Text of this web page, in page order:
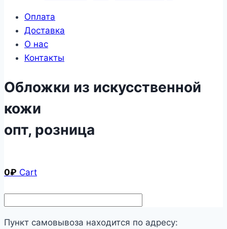
Оплата
Доставка
О нас
Контакты
Обложки из искусственной
кожи
опт, розница
0₽ Cart
Пункт самовывоза находится по адресу: